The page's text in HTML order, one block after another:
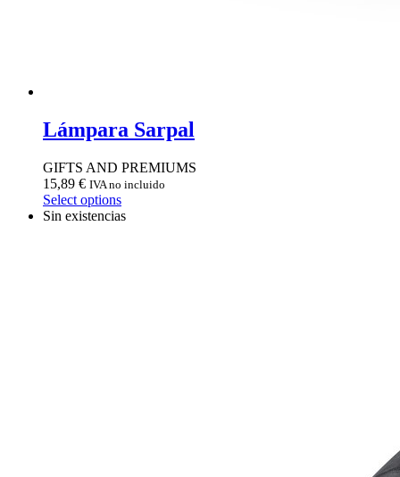
Lámpara Sarpal
GIFTS AND PREMIUMS
15,89 € IVA no incluido
Select options
Sin existencias